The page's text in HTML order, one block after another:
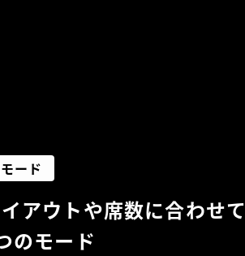
ード
アウトや席数に合わせて
のモード